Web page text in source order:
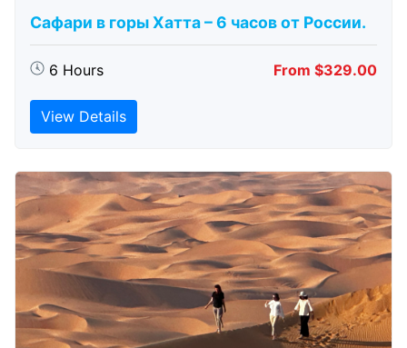
Сафари в горы Хатта – 6 часов от России.
6 Hours From $329.00
View Details